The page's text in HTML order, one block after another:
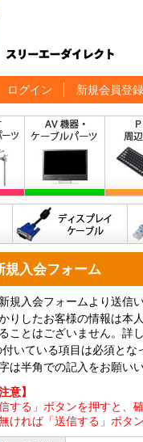
ログイン 新規会員登録
規入会フォーム
規入会フォームより送信
りしたお客様の情報は本
ことはございません。詳
付いている項目は必須と
は半角での記入をお願い
意】
信する」ボタンを押すと
ければ「送信する」ボタ